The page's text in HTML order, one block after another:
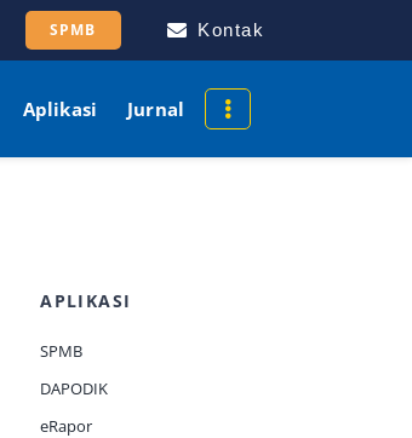
SPMB Kontak
Aplikasi Jurnal
APLIKASI
SPMB
DAPODIK
eRapor